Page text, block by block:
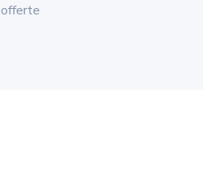
offerte